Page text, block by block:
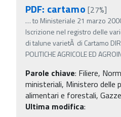
PDF: cartamo [27%]
…to Ministeriale 21 marzo
Iscrizione nel registro delle
di talune varietÃ di Cartamo
POLITICHE AGRICOLE ED
Parole chiave: Filiere,
ministeriali, Ministero delle
alimentari e forestali,
Ultima modifica: